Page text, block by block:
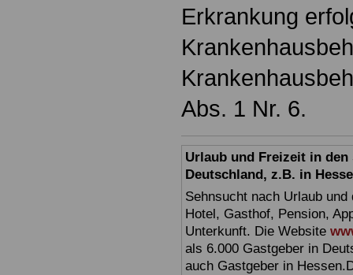
Erkrankung
Abs. 1 Nr. 6.
Urlaub und Freizeit in
Deutschland, z.B. in
Sehnsucht nach Urlaub
Hotel, Gasthof, Pension,
Unterkunft. Die Website
als 6.000 Gastgeber in
auch Gastgeber in